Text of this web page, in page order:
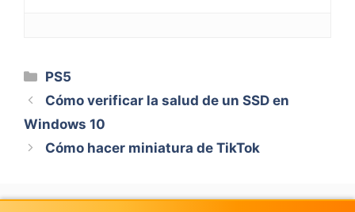
Categorías
PS5
Cómo verificar la salud de un SSD en
Windows 10
Cómo hacer miniatura de TikTok